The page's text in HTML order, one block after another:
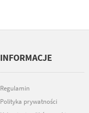
INFORMACJE
Regulamin
Polityka prywatności